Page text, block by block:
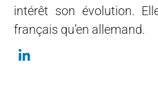
intérêt son évolution.
français qu’en allemand.